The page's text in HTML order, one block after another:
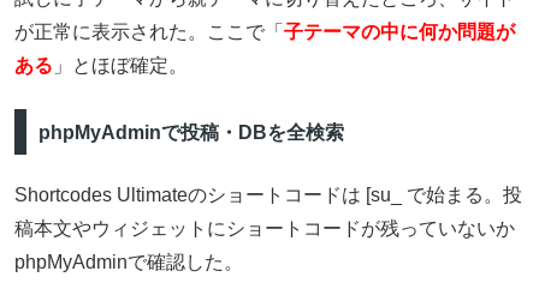
が正常に表示された。ここで「 子テーマの中に何か問題が
ある 」とほぼ確定。
phpMyAdminで投稿・DBを全検索
Shortcodes Ultimateのショートコードは [su_ で始まる。投
稿本文やウィジェットにショートコードが残っていないか
phpMyAdminで確認した。